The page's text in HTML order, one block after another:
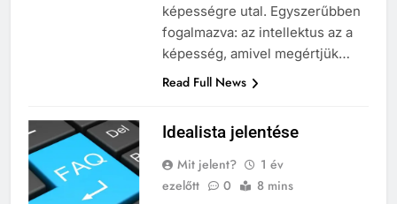
képességre utal. Egyszerűbben
fogalmazva: az intellektus az a
képesség, amivel megértjük…
Read Full News
Idealista jelentése
Mit jelent?
1 év
ezelőtt
0 8 mins